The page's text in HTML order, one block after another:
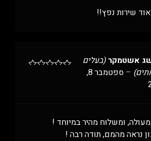
שירות נפץ!!
אשטמקר (בעלים
–
ספטמבר 8,
ומשלוח מהיר במיוחד !
נראה מהמם, תודה רבה !